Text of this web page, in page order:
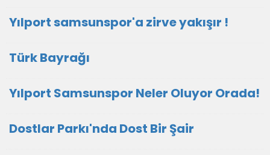
Yılport samsunspor'a zirve yakışır !
Türk Bayrağı
Yılport Samsunspor Neler Oluyor Orada!
Dostlar Parkı'nda Dost Bir Şair